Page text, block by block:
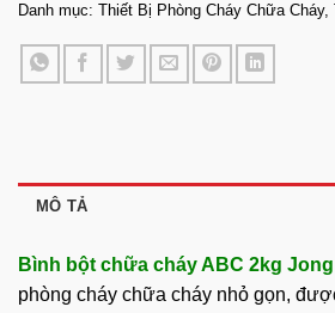
Danh mục: Thiết Bị Phòng Cháy Chữa Cháy,
MÔ TẢ
Bình bột chữa cháy ABC 2kg
phòng cháy chữa cháy nhỏ gọn,